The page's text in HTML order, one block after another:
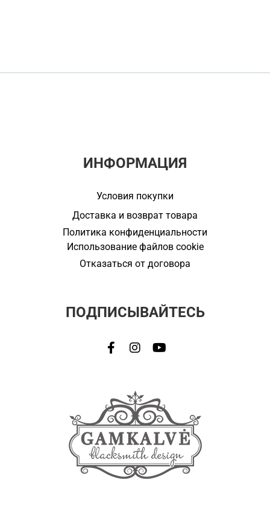
ИНФОРМАЦИЯ
Условия покупки
Доставка и возврат товара
Политика конфиденциальности
Использование файлов cookie
Отказаться от договора
ПОДПИСЫВАЙТЕСЬ